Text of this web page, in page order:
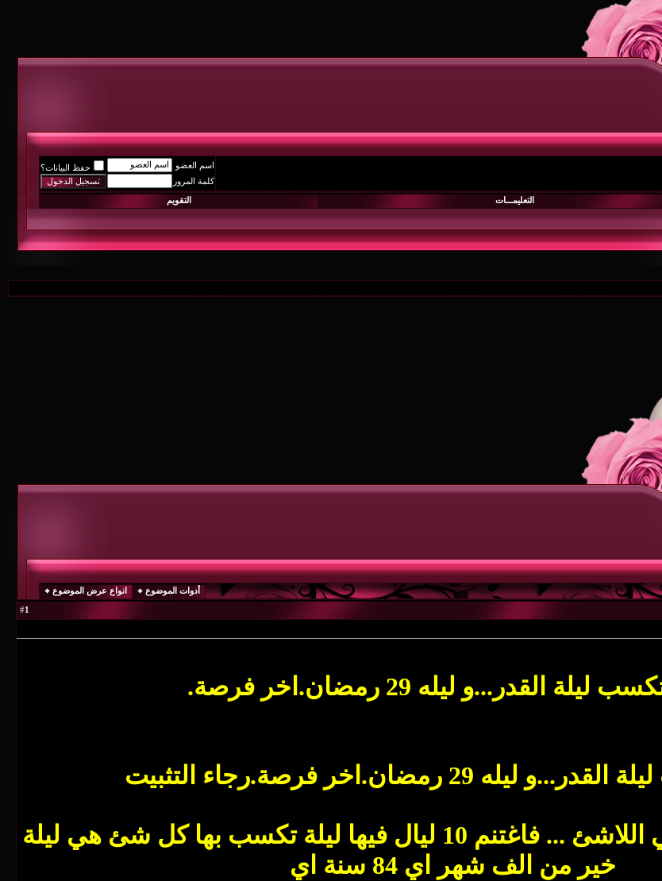
اسم العضو
حفظ البيانات؟
كلمة المرور
التعليمـــات التقويم
أدوات الموضوع
انواع عرض الموضوع
1
القدر...و ليله 29 رمضان.اخر فرصة.
29 رمضان.اخر فرصة.رجاء التثبيت
كم مضي من العمر في اللاشئ ... فاغتنم 10 ليال فيها ليلة تكسب بها كل شئ هي ليلة
خير من الف شهر اي 84 سنة اي